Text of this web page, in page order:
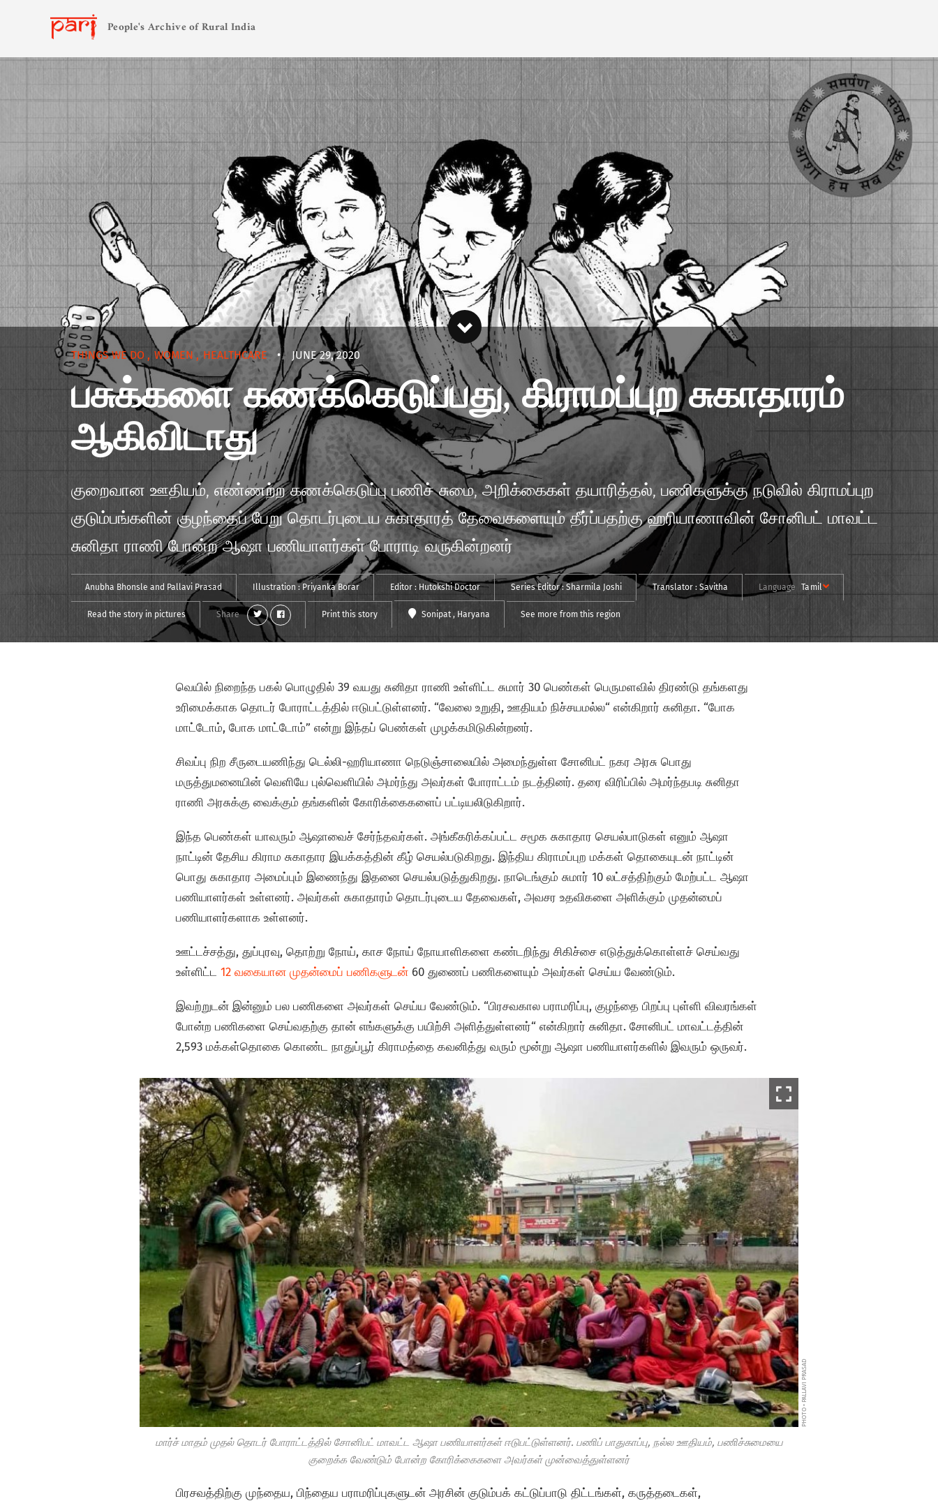
People's Archive of Rural India
THINGS WE DO , WOMEN , HEALTHCARE • JUNE 29, 2020
பசுக்களை கணக்கெடுப்பது, கிராமப்புற சுகாதாரம்
ஆகிவிடாது
குறைவான ஊதியம், எண்ணற்ற கணக்கெடுப்பு பணிச் சுமை, அறிக்கைகள் தயாரித்தல், பணிகளுக்கு நடுவில் கிராமப்புற
குடும்பங்களின் குழந்தைப் பேறு தொடர்புடைய சுகாதாரத் தேவைகளையும் தீர்ப்பதற்கு ஹரியாணாவின் சோனிபட் மாவட்ட
சுனிதா ராணி போன்ற ஆஷா பணியாளர்கள் போராடி வருகின்றனர்
Anubha Bhonsle and Pallavi Prasad Illustration : Priyanka Borar Editor : Hutokshi Doctor Series Editor : Sharmila Joshi Translator : Savitha Language Tamil
Read the story in pictures Share Print this story Sonipat, Haryana See more from this region
வெயில் நிறைந்த பகல் பொழுதில் 39 வயது சுனிதா ராணி உள்ளிட்ட சுமார் 30 பெண்கள் பெருமளவில் திரண்டு தங்களது
உரிமைக்காக தொடர் போராட்டத்தில் ஈடுபட்டுள்ளனர். “வேலை உறுதி, ஊதியம் நிச்சயமல்ல“ என்கிறார் சுனிதா. “போக
மாட்டோம், போக மாட்டோம்” என்று இந்தப் பெண்கள் முழக்கமிடுகின்றனர்.
சிவப்பு நிற சீருடையணிந்து டெல்லி-ஹரியாணா நெடுஞ்சாலையில் அமைந்துள்ள சோனிபட் நகர அரசு பொது
மருத்துமனையின் வெளியே புல்வெளியில் அமர்ந்து அவர்கள் போராட்டம் நடத்தினர். தரை விரிப்பில் அமர்ந்தபடி சுனிதா
ராணி அரசுக்கு வைக்கும் தங்களின் கோரிக்கைகளைப் பட்டியலிடுகிறார்.
இந்த பெண்கள் யாவரும் ஆஷாவைச் சேர்ந்தவர்கள். அங்கீகரிக்கப்பட்ட சமூக சுகாதார செயல்பாடுகள் எனும் ஆஷா
நாட்டின் தேசிய கிராம சுகாதார இயக்கத்தின் கீழ் செயல்படுகிறது. இந்திய கிராமப்புற மக்கள் தொகையுடன் நாட்டின்
பொது சுகாதார அமைப்பும் இணைந்து இதனை செயல்படுத்துகிறது. நாடெங்கும் சுமார் 10 லட்சத்திற்கும் மேற்பட்ட ஆஷா
பணியாளர்கள் உள்ளனர். அவர்கள் சுகாதாரம் தொடர்புடைய தேவைகள், அவசர உதவிகளை அளிக்கும் முதன்மைப்
பணியாளர்களாக உள்ளனர்.
ஊட்டச்சத்து, துப்புரவு, தொற்று நோய், காச நோய் நோயாளிகளை கண்டறிந்து சிகிச்சை எடுத்துக்கொள்ளச் செய்வது
உள்ளிட்ட 12 வகையான முதன்மைப் பணிகளுடன் 60 துணைப் பணிகளையும் அவர்கள் செய்ய வேண்டும்.
இவற்றுடன் இன்னும் பல பணிகளை அவர்கள் செய்ய வேண்டும். “பிரசவகால பராமரிப்பு, குழந்தை பிறப்பு புள்ளி விவரங்கள்
போன்ற பணிகளை செய்வதற்கு தான் எங்களுக்கு பயிற்சி அளித்துள்ளனர்“ என்கிறார் சுனிதா. சோனிபட் மாவட்டத்தின்
2,593 மக்கள்தொகை கொண்ட நாதுப்பூர் கிராமத்தை கவனித்து வரும் மூன்று ஆஷா பணியாளர்களில் இவரும் ஒருவர்.
PHOTO • PALLAVI PRASAD
மார்ச் மாதம் முதல் தொடர் போராட்டத்தில் சோனிபட் மாவட்ட ஆஷா பணியாளர்கள் ஈடுபட்டுள்ளனர். பணிப் பாதுகாப்பு, நல்ல ஊதியம், பணிச்சுமையை
குறைக்க வேண்டும் போன்ற கோரிக்கைகளை அவர்கள் முன்வைத்துள்ளனர்
பிரசவத்திற்கு முந்தைய, பிந்தைய பராமரிப்புகளுடன் அரசின் குடும்பக் கட்டுப்பாடு திட்டங்கள், கருத்தடைகள்,